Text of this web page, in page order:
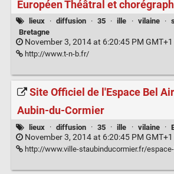
Européen Théâtral et
lieux · diffusion · 35 · ille · vilaine ·
Bretagne
November 3, 2014 at 6:20:45 PM GMT+1
http://www.t-n-b.fr/
Site Officiel de l'Espace Bel
Aubin-du-Cormier
lieux · diffusion · 35 · ille · vilaine ·
November 3, 2014 at 6:20:45 PM GMT+1
http://www.ville-staubinducormier.fr/